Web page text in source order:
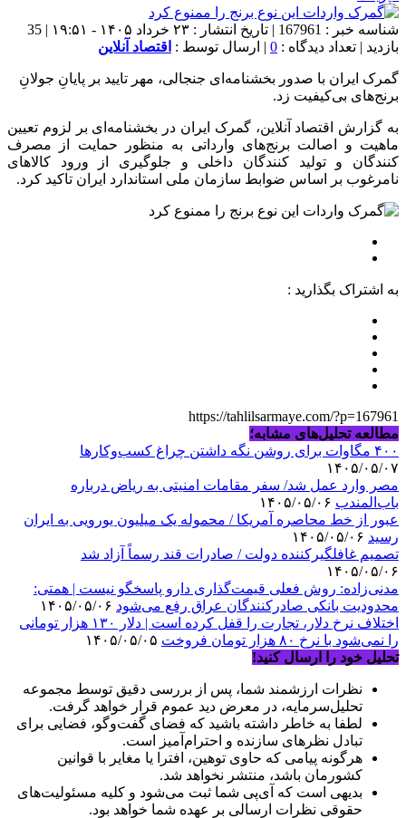
شناسه خبر : 167961 | تاریخ انتشار : ۲۳ خرداد ۱۴۰۵ - ۱۹:۵۱ | 35
بازدید | تعداد دیدگاه : 0 | ارسال توسط : اقتصاد آنلاین
گمرک ایران با صدور بخشنامه‌ای جنجالی، مهر تایید بر پایانِ جولانِ
برنج‌های بی‌کیفیت زد.
به گزارش اقتصاد آنلاین، گمرک ایران در بخشنامه‌ای بر لزوم تعیین
ماهیت و اصالت برنج‌های وارداتی به منظور حمایت از مصرف
کنندگان و تولید کنندگان داخلی و جلوگیری از ورود کالا‌های
نامرغوب بر اساس ضوابط سازمان ملی استاندارد ایران تاکید کرد.
به اشتراک بگذارید :
https://tahlilsarmaye.com/?p=167961
مطالعه تحلیل‌های مشابه؛
۴۰۰ مگاوات برای روشن نگه داشتن چراغ کسب‌وکار‌ها
۱۴۰۵/۰۵/۰۷
مصر وارد عمل شد/ سفر مقامات امنیتی به ریاض درباره
باب‌المندب
عبور از خط محاصره آمریکا / محموله یک میلیون یورویی به ایران
رسید
تصمیم غافلگیرکننده دولت / صادرات قند رسماً آزاد شد
۱۴۰۵/۰۵/۰۶
مدنی‌زاده: روش فعلی قیمت‌گذاری دارو پاسخگو نیست | همتی:
محدودیت بانکی صادرکنندگان عراق رفع می‌شود
اختلاف نرخ دلار، تجارت را قفل کرده است | دلار ۱۳۰ هزار تومانی
را نمی‌شود با نرخ ۸۰ هزار تومان فروخت
تحلیل خود را ارسال کنید!
نظرات ارزشمند شما، پس از بررسی دقیق توسط مجموعه
تحلیل‌سرمایه، در معرض دید عموم قرار خواهد گرفت.
لطفا به خاطر داشته باشید که فضای گفت‌وگو، فضایی برای
تبادل نظرهای سازنده و احترام‌آمیز است.
هرگونه پیامی که حاوی توهین، افترا یا مغایر با قوانین
کشورمان باشد، منتشر نخواهد شد.
بدیهی است که آی‌پی شما ثبت می‌شود و کلیه مسئولیت‌های
حقوقی نظرات ارسالی بر عهده شما خواهد بود.